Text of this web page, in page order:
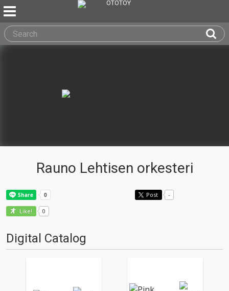
Rauno Lehtisen orkesteri
Post -
Like! 0
Digital Catalog